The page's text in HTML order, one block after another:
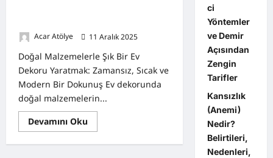
Acar Atölye
11 Aralık 2025
Doğal Malzemelerle Şık Bir Ev
Dekoru Yaratmak: Zamansız, Sıcak ve
Modern Bir Dokunuş Ev dekorunda
doğal malzemelerin...
Devamını Oku
more
Doğal
ci
Yöntemler
ve Demir
Açısından
Zengin
Tarifler
Kansızlık
(Anemi)
Nedir?
Belirtileri,
Nedenleri,